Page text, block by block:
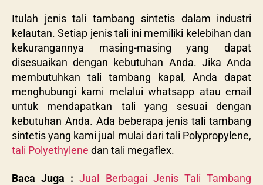
Itulah jenis tali tambang sintetis dalam industri
kelautan. Setiap jenis tali ini memiliki kelebihan dan
kekurangannya masing-masing yang dapat
disesuaikan dengan kebutuhan Anda. Jika Anda
membutuhkan tali tambang kapal, Anda dapat
menghubungi kami melalui whatsapp atau email
untuk mendapatkan tali yang sesuai dengan
kebutuhan Anda. Ada beberapa jenis tali tambang
sintetis yang kami jual mulai dari tali Polypropylene,
tali Polyethylene dan tali megaflex.
Baca Juga : Jual Berbagai Jenis Tali Tambang